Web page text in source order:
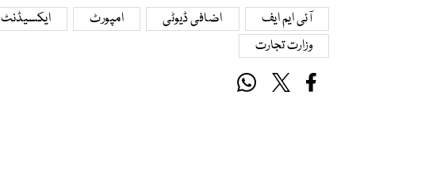
آئی ایم ایف اضافی ڈیوٹی امپورٹ ایکسیڈنٹ
وزارت تجارت